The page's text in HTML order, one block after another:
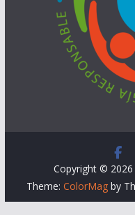
Copyright ©
Theme: ColorMagby